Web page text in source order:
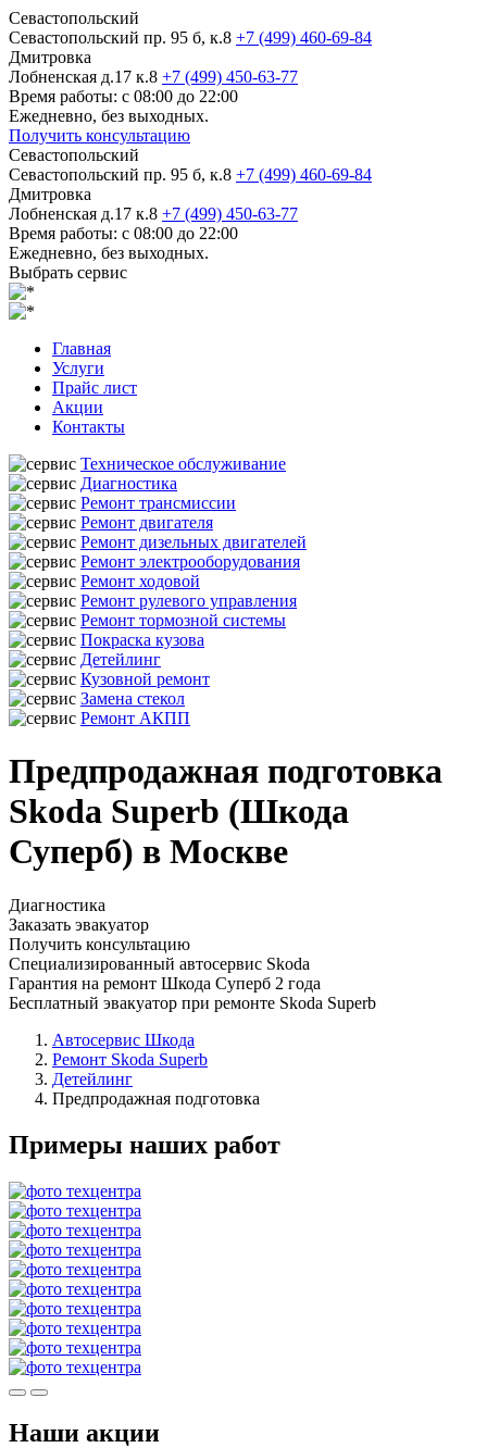
Севастопольский
Севастопольский пр. 95 б, к.8 +7 (499) 460-69-84
Дмитровка
Лобненская д.17 к.8 +7 (499) 450-63-77
Время работы: с 08:00 до 22:00
Ежедневно, без выходных.
Получить консультацию
Севастопольский
Севастопольский пр. 95 б, к.8 +7 (499) 460-69-84
Дмитровка
Лобненская д.17 к.8 +7 (499) 450-63-77
Время работы: с 08:00 до 22:00
Ежедневно, без выходных.
Выбрать сервис
Главная
Услуги
Прайс лист
Акции
Контакты
Техническое обслуживание
Диагностика
Ремонт трансмиссии
Ремонт двигателя
Ремонт дизельных двигателей
Ремонт электрооборудования
Ремонт ходовой
Ремонт рулевого управления
Ремонт тормозной системы
Покраска кузова
Детейлинг
Кузовной ремонт
Замена стекол
Ремонт АКПП
Предпродажная подготовка
Skoda Superb (Шкода
Суперб) в Москве
Диагностика
Заказать эвакуатор
Получить консультацию
Специализированный автосервис Skoda
Гарантия на ремонт Шкода Суперб 2 года
Бесплатный эвакуатор при ремонте Skoda Superb
Автосервис Шкода
Ремонт Skoda Superb
Детейлинг
Предпродажная подготовка
Примеры наших работ
Наши акции